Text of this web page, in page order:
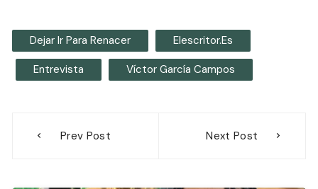
Dejar Ir Para Renacer Elescritor.es
Entrevista Víctor García Campos
Prev Post Next Post